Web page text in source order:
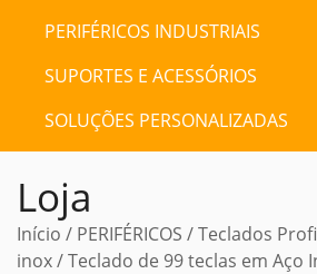
PERIFÉRICOS INDUSTRIAIS
SUPORTES E ACESSÓRIOS
SOLUÇÕES PERSONALIZADAS
Loja
Início / PERIFÉRICOS /Teclados
inox/ Teclado de 99 teclas em Aço